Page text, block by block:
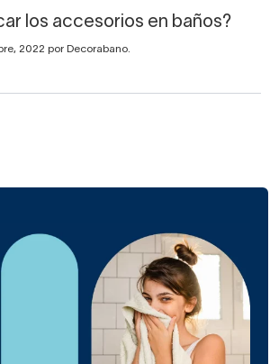
los accesorios en baños?
2022 por Decorabano.